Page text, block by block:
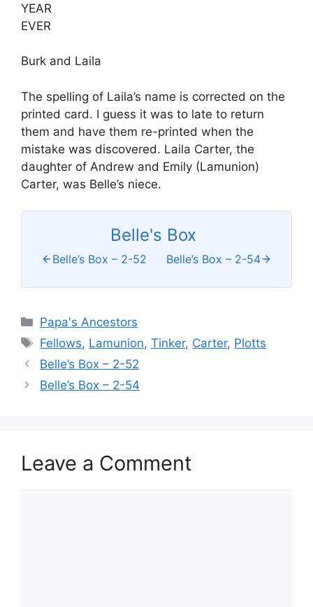
YEAR
EVER
Burk and Laila
The spelling of Laila’s name is corrected on the
printed card. I guess it was to late to return
them and have them re-printed when the
mistake was discovered. Laila Carter, the
daughter of Andrew and Emily (Lamunion)
Carter, was Belle’s niece.
Belle's Box
Belle’s Box – 2-52 Belle’s Box – 2-54
Categories
Papa's Ancestors
Tags
Fellows, Lamunion,Tinker, Carter, Plotts
Belle’s Box – 2-52
Belle’s Box – 2-54
Leave a Comment